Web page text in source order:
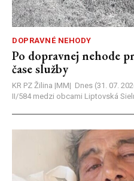
DOPRAVNÉ NEHODY
Po dopravnej nehode
čase služby
KR PZ Žilina |MM| Dnes (31. 07.
II/584 medzi obcami Liptovská